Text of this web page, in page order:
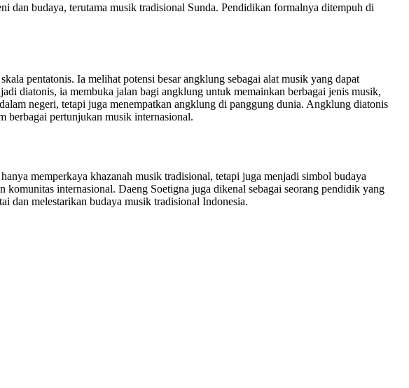
dan budaya, terutama musik tradisional Sunda. Pendidikan formalnya ditempuh di
pentatonis. Ia melihat potensi besar angklung sebagai alat musik yang dapat
diatonis, ia membuka jalan bagi angklung untuk memainkan berbagai jenis musik,
negeri, tetapi juga menempatkan angklung di panggung dunia. Angklung diatonis
berbagai pertunjukan musik internasional.
memperkaya khazanah musik tradisional, tetapi juga menjadi simbol budaya
internasional. Daeng Soetigna juga dikenal sebagai seorang pendidik yang
dan melestarikan budaya musik tradisional Indonesia.